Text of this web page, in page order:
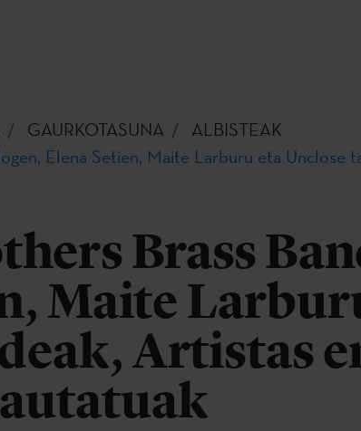
GAURKOTASUNA
ALBISTEAK
Elena Setien, Maite Larburu eta Unclose
Brass
Maite
Artistas